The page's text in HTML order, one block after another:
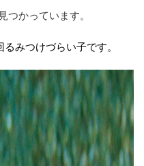
つかっています。
みつけづらい子です。